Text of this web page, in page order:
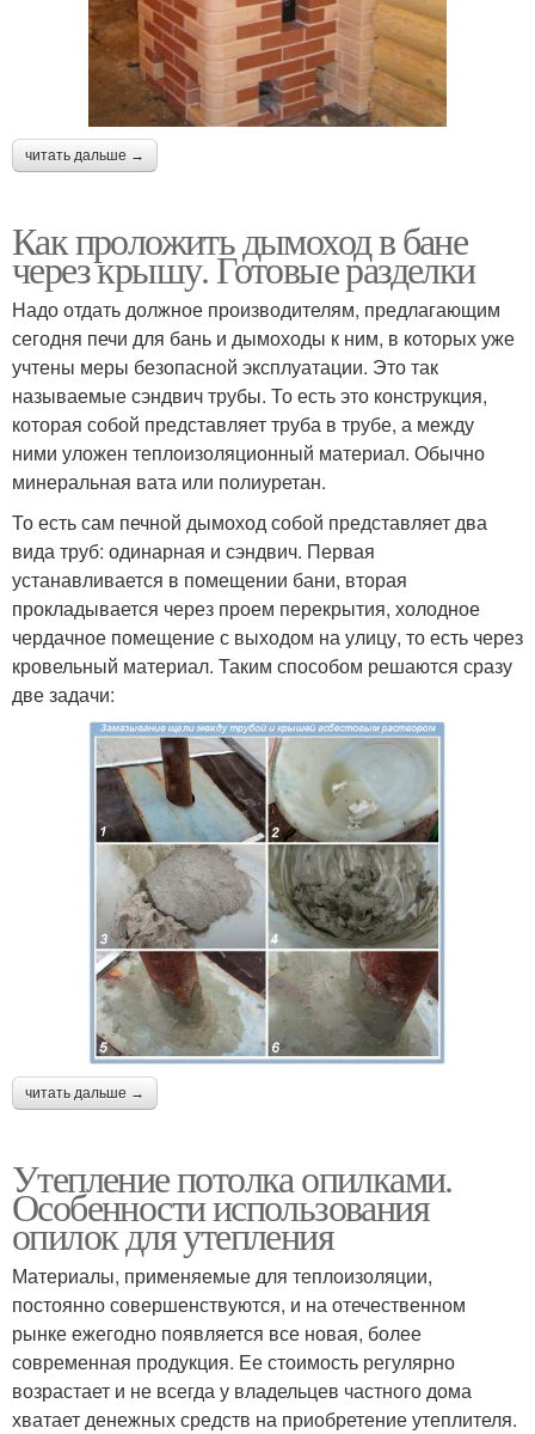
читать дальше →
Как проложить дымоход в бане
через крышу. Готовые разделки
Надо отдать должное производителям, предлагающим
сегодня печи для бань и дымоходы к ним, в которых уже
учтены меры безопасной эксплуатации. Это так
называемые сэндвич трубы. То есть это конструкция,
которая собой представляет труба в трубе, а между
ними уложен теплоизоляционный материал. Обычно
минеральная вата или полиуретан.
То есть сам печной дымоход собой представляет два
вида труб: одинарная и сэндвич. Первая
устанавливается в помещении бани, вторая
прокладывается через проем перекрытия, холодное
чердачное помещение с выходом на улицу, то есть через
кровельный материал. Таким способом решаются сразу
две задачи:
читать дальше →
Утепление потолка опилками.
Особенности использования
опилок для утепления
Материалы, применяемые для теплоизоляции,
постоянно совершенствуются, и на отечественном
рынке ежегодно появляется все новая, более
современная продукция. Ее стоимость регулярно
возрастает и не всегда у владельцев частного дома
хватает денежных средств на приобретение утеплителя.